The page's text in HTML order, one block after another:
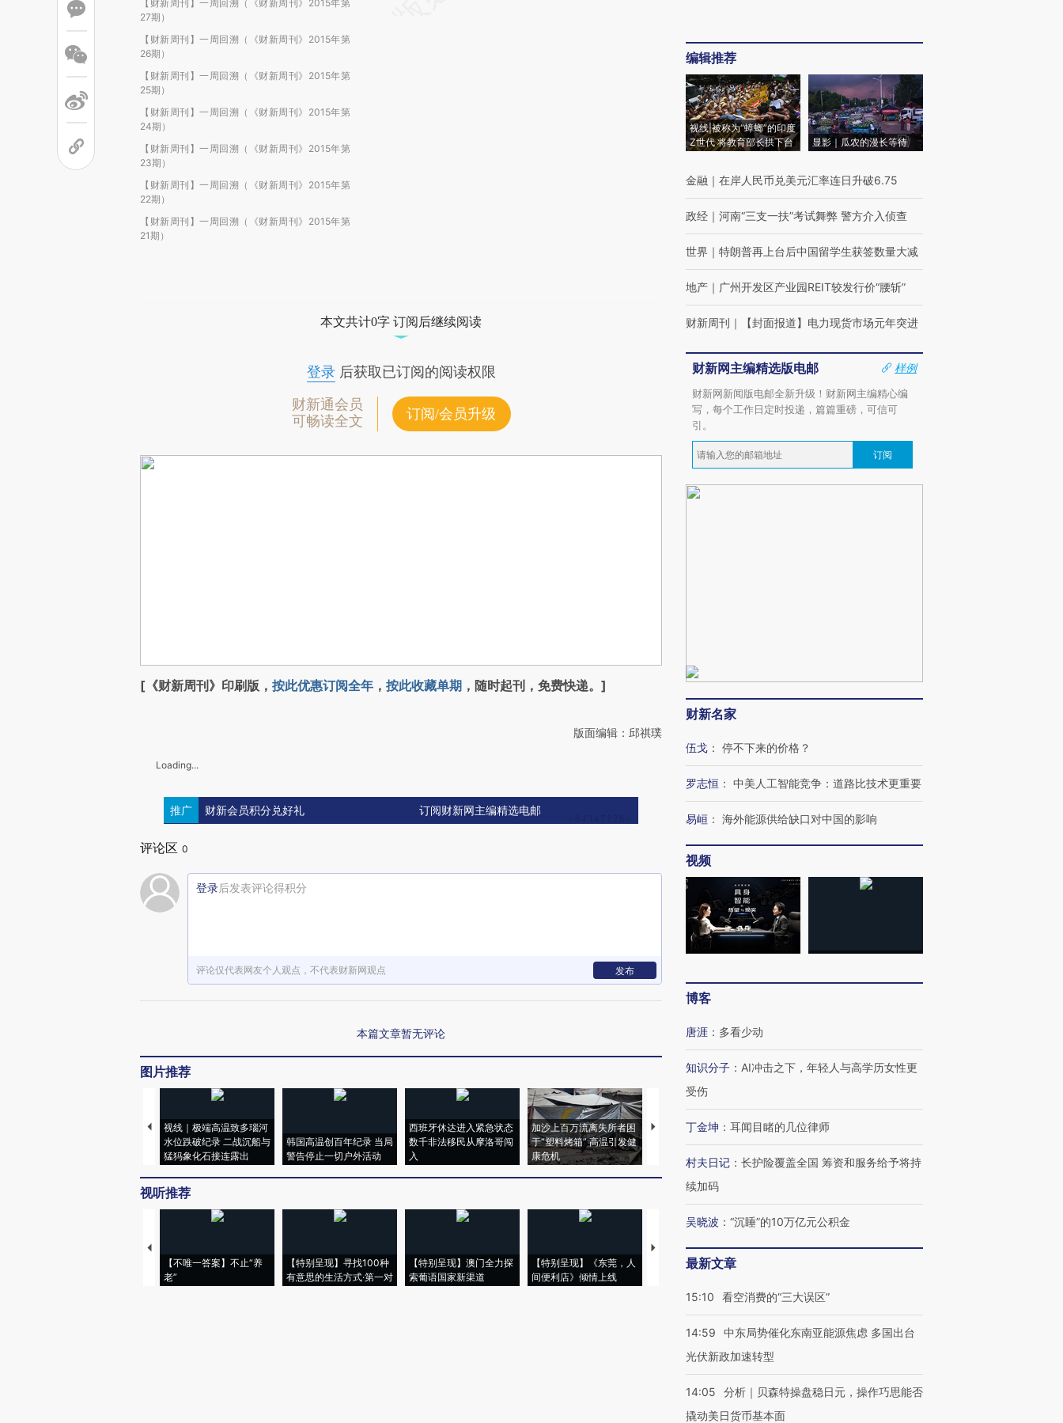
【财新周刊】一周回溯（《财新周刊》2015年第
27期）
【财新周刊】一周回溯（《财新周刊》2015年第
26期）
【财新周刊】一周回溯（《财新周刊》2015年第
25期）
【财新周刊】一周回溯（《财新周刊》2015年第
24期）
【财新周刊】一周回溯（《财新周刊》2015年第
23期）
【财新周刊】一周回溯（《财新周刊》2015年第
22期）
【财新周刊】一周回溯（《财新周刊》2015年第
21期）
本文共计0字 订阅后继续阅读
登录后获取已订阅的阅读权限
财新通会员
可畅读全文
订阅/会员升级
[《财新周刊》印刷版， 按此优惠订阅全年 ， 按此收藏单期 ，随时起刊，免费快递。]
版面编辑：邱祺璞
Loading...
推广 财新会员积分兑好礼 订阅财新网主编精选电邮
评论区 0
登录后发表评论得积分
评论仅代表网友个人观点，不代表财新网观点 发布
本篇文章暂无评论
图片推荐
视线｜极端高温致多瑙河
水位跌破纪录 二战沉船与
猛犸象化石接连露出
韩国高温创百年纪录 当局
警告停止一切户外活动
西班牙休达进入紧急状态
数千非法移民从摩洛哥闯
入
加沙上百万流离失所者困
于“塑料烤箱” 高温引发健
康危机
马航飞行员跨国走私7万
粒摇头丸 尿检体内含3种
视线｜HYROX的吸金
术：是什么让中产们甘
心“花钱找虐”？
泽连斯基密集出访美英 索
要防空导弹“救急”
视听推荐
【不唯一答案】不止“养
老”
【特别呈现】寻找100种
有意思的生活方式·第一对
【特别呈现】澳门全力探
索葡语国家新渠道
【特别呈现】《东莞，人
间便利店》倾情上线
【推广】走进第四届链博
会，让数智科技“链”接产
【商旅对话】华住集团
编辑推荐
视线|被称为“蟑螂”的印度
Z世代 将教育部长拱下台
显影｜瓜农的漫长等待
金融 ｜ 在岸人民币兑美元汇率连日升破6.75
政经 ｜ 河南“三支一扶”考试舞弊 警方介入侦查
世界 ｜ 特朗普再上台后中国留学生获签数量大减
地产 ｜ 广州开发区产业园REIT较发行价“腰斩”
财新周刊 ｜ 【封面报道】电力现货市场元年突进
财新网主编精选版电邮
样例
财新网新闻版电邮全新升级！财新网主编精心编
写，每个工作日定时投递，篇篇重磅，可信可
引。
订阅
财新名家
伍戈 ： 停不下来的价格？
罗志恒 ： 中美人工智能竞争：道路比技术更重要
易峘 ： 海外能源供给缺口对中国的影响
视频
博客
唐涯 ： 多看少动
知识分子 ： AI冲击之下，年轻人与高学历女性更
受伤
丁金坤 ： 耳闻目睹的几位律师
村夫日记 ： 长护险覆盖全国 筹资和服务给予将持
续加码
吴晓波 ： “沉睡”的10万亿元公积金
最新文章
15:10 看空消费的“三大误区”
14:59
中东局势催化东南亚能源焦虑 多国出台
光伏新政加速转型
14:05
分析｜贝森特操盘稳日元，操作巧思能否
撬动美日货币基本面